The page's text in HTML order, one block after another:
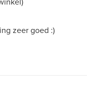
zeer goed :)